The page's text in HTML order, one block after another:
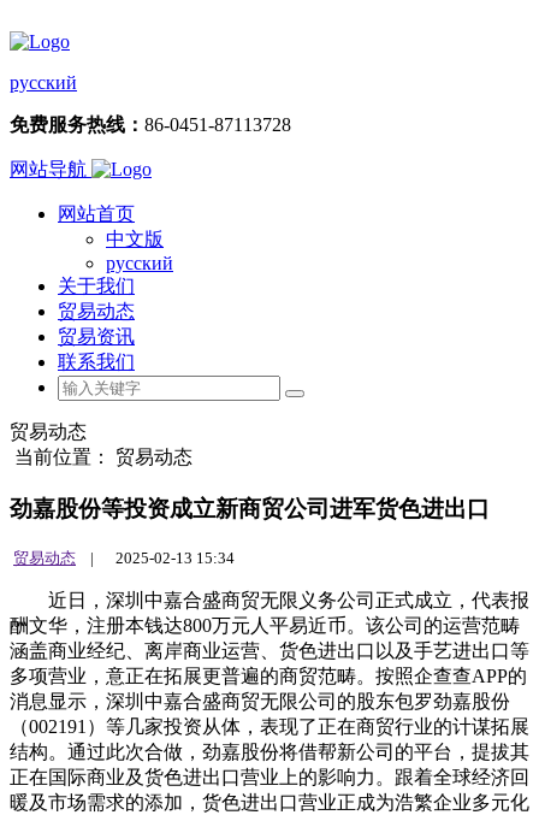
русский
免费服务热线： 86-0451-87113728
网站导航
网站首页
中文版
русский
关于我们
贸易动态
贸易资讯
联系我们
贸易动态
当前位置： 贸易动态
劲嘉股份等投资成立新商贸公司进军货色进出口
贸易动态 | 2025-02-13 15:34
近日，深圳中嘉合盛商贸无限义务公司正式成立，代表报
酬文华，注册本钱达800万元人平易近币。该公司的运营范畴
涵盖商业经纪、离岸商业运营、货色进出口以及手艺进出口等
多项营业，意正在拓展更普遍的商贸范畴。按照企查查APP的
消息显示，深圳中嘉合盛商贸无限公司的股东包罗劲嘉股份
（002191）等几家投资从体，表现了正在商贸行业的计谋拓展
结构。通过此次合做，劲嘉股份将借帮新公司的平台，提拔其
正在国际商业及货色进出口营业上的影响力。跟着全球经济回
暖及市场需求的添加，货色进出口营业正成为浩繁企业多元化